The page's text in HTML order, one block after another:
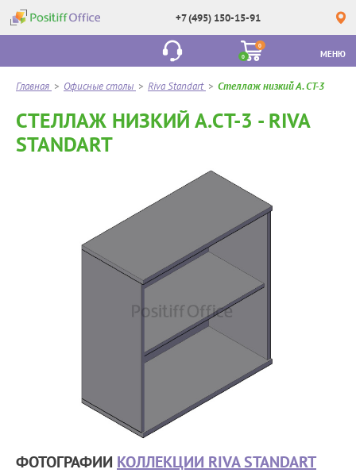
+7 (495) 150-15-91
0
0
МЕНЮ
Главная > Офисные столы > Riva Standart > Стеллаж низкий А. СТ-3
СТЕЛЛАЖ НИЗКИЙ А.СТ-3 - RIVA
STANDART
ФОТОГРАФИИ КОЛЛЕКЦИИ RIVA STANDART